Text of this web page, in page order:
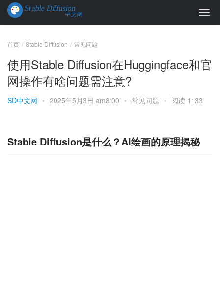
首页 Stable Diffusion 常见问题
使用Stable Diffusion在Huggingface和官
网操作有啥问题需注意?
SD中文网 • 2025年5月3日 am8:00 • 常见问题 • 阅读 1133
Stable Diffusion是什么？AI绘画的原理揭秘